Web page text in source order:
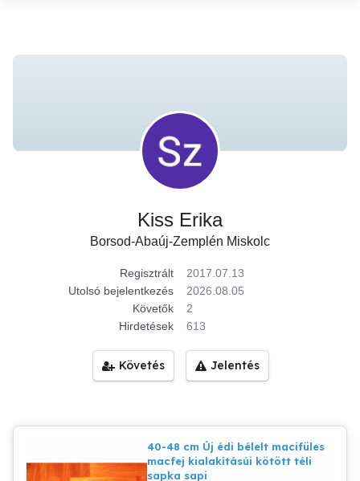
Kiss Erika
Borsod-Abaúj-Zemplén Miskolc
Regisztrált
2017.07.13
Utolsó bejelentkezés
2026.08.05
Követők
2
Hirdetések
613
Követés Jelentés
40-48 cm Új édi bélelt macifüles
macfej kialakításúi kötött téli
sapka sapi